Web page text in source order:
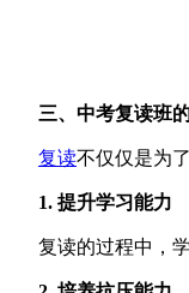
三、 中考复读班
复读不仅仅是为
1. 提升学习能力
复读的过程中，学